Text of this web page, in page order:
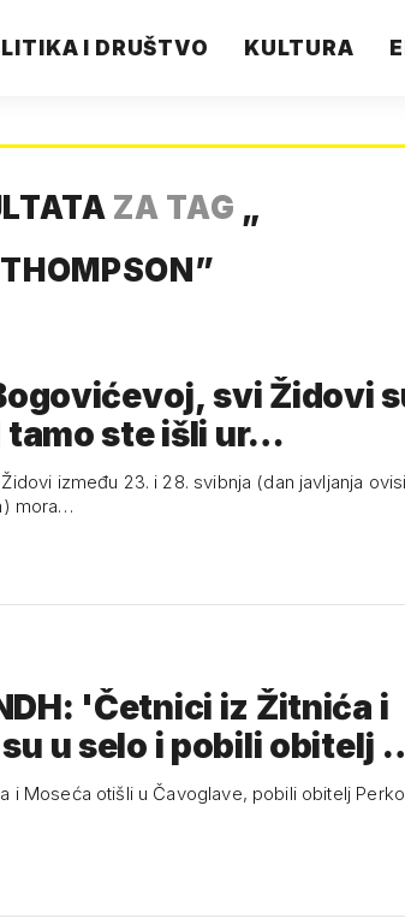
I DRUŠTVO KULTURA
ZA TAG „
”
svi Židovi
tamo ste išli ur…
između 23. i 28. svibnja (dan javljanja
mora…
'Četnici iz Žitnića i
u selo i pobili obitelj
i Moseća otišli u Čavoglave, pobili obitelj